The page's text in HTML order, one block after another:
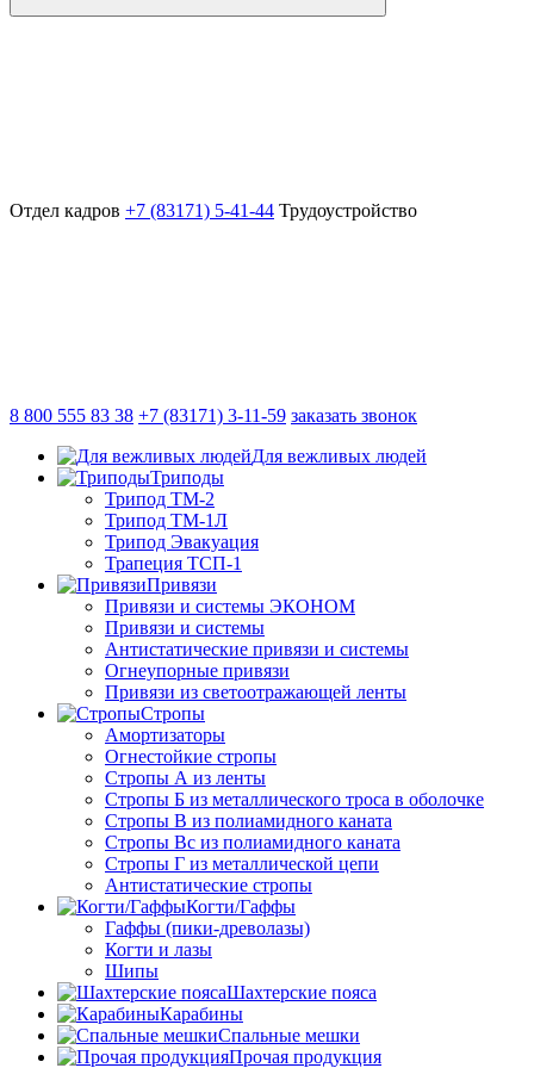
Отдел кадров +7 (83171) 5-41-44 Трудоустройство
8 800 555 83 38 +7 (83171) 3-11-59 заказать звонок
Для вежливых людей
Триподы
Трипод ТМ-2
Трипод ТМ-1Л
Трипод Эвакуация
Трапеция ТСП-1
Привязи
Привязи и системы ЭКОНОМ
Привязи и системы
Антистатические привязи и системы
Огнеупорные привязи
Привязи из светоотражающей ленты
Стропы
Амортизаторы
Огнестойкие стропы
Стропы А из ленты
Стропы Б из металлического троса в оболочке
Стропы В из полиамидного каната
Стропы Вс из полиамидного каната
Стропы Г из металлической цепи
Антистатические стропы
Когти/Гаффы
Гаффы (пики-древолазы)
Когти и лазы
Шипы
Шахтерские пояса
Карабины
Спальные мешки
Прочая продукция